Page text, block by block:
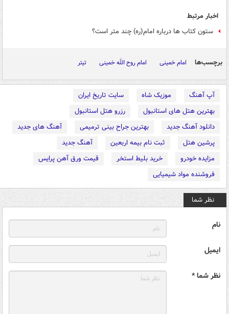
اخبار مرتبط
ستون کتاب ها درباره امام(ره) چند متر است؟
برچسب‌ها امام خمینی امام روح الله خمینی تیتر
آپ آهنگ موزیک شاه
سایت تاریخ ایران
بهترین هتل های استانبول
رزرو هتل استانبول
دانلود آهنگ جدید
بهترین جراح بینی ترمیمی
آهنگ های جدید
پرشین هتل
ثبت نام بیمه اربعین
آهنگ جدید
مزایده خودرو
خرید بلیط استخر
قیمت ورق آهن پرایس
فروشنده مواد شیمیایی
نظر شما
نام
ایمیل
نظر شما *